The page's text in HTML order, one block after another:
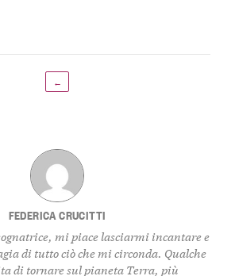
←
FEDERICA CRUCITTI
mi piace lasciarmi incantare e
di tutto ciò che mi circonda. Qualche
di tornare sul pianeta Terra, più